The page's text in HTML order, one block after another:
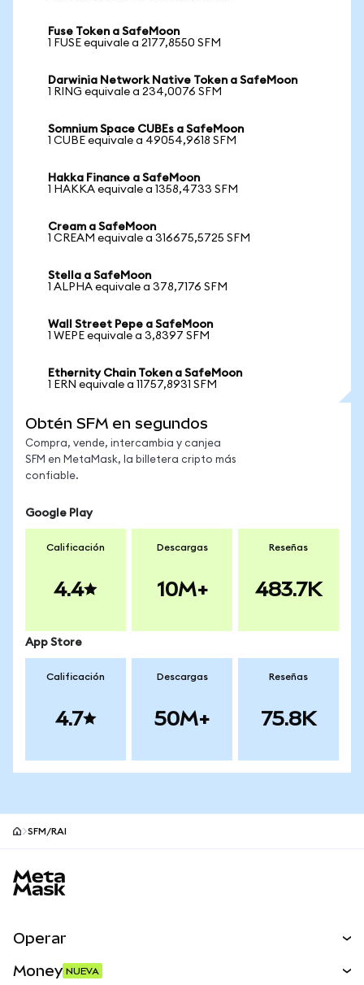
Fuse Token a SafeMoon
1 FUSE equivale a 2177,8550 SFM
Darwinia Network Native Token a SafeMoon
1 RING equivale a 234,0076 SFM
Somnium Space CUBEs a SafeMoon
1 CUBE equivale a 49054,9618 SFM
Hakka Finance a SafeMoon
1 HAKKA equivale a 1358,4733 SFM
Cream a SafeMoon
1 CREAM equivale a 316675,5725 SFM
Stella a SafeMoon
1 ALPHA equivale a 378,7176 SFM
Wall Street Pepe a SafeMoon
1 WEPE equivale a 3,8397 SFM
Ethernity Chain Token a SafeMoon
1 ERN equivale a 11757,8931 SFM
Obtén SFM en segundos
Compra, vende, intercambia y canjea
SFM en MetaMask, la billetera cripto más
confiable.
Google Play
Calificación
4.4
Descargas
10M+
Reseñas
483.7K
App Store
Calificación
4.7
Descargas
50M+
Reseñas
75.8K
SFM/RAI
Operar
Money NUEVA